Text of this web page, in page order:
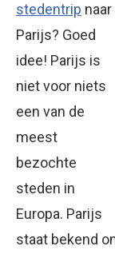
stedentrip naar
Parijs? Goed
idee! Parijs is
niet voor niets
een van de
meest
bezochte
steden in
Europa. Parijs
staat bekend